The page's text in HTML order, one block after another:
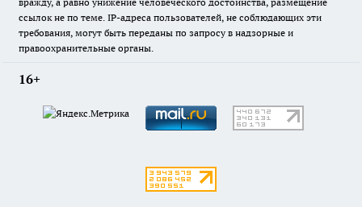
ссылок не по теме. IP-адреса пользователей, не соблюдающих эти
требования, могут быть переданы по запросу в надзорные и
правоохранительные органы.
16+